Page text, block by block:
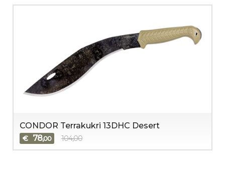
CONDOR Terrakukri 13DHC Desert
€ 78,00 104,00